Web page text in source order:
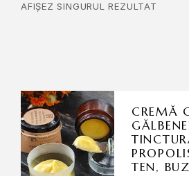
AFIȘEZ SINGURUL REZULTAT
CREMĂ
TEN,